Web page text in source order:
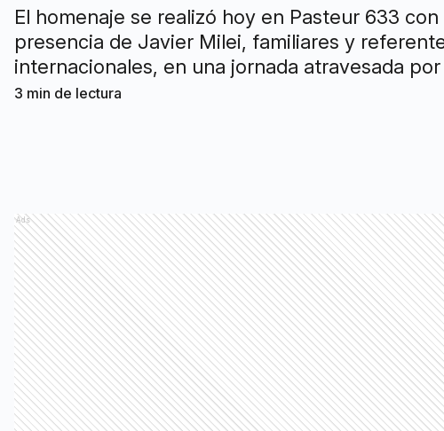
El homenaje se realizó hoy en Pasteur 633 con
presencia de Javier Milei, familiares y
internacionales, en una jornada atravesada por
recuerdo, la impunidad judicial y el reclamo
3 min de lectura
Ads